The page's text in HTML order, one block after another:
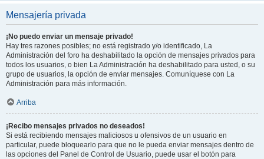
Mensajería privada
¡No puedo enviar un mensaje privado!
Hay tres razones posibles; no está registrado y/o identificado, La
Administración del foro ha deshabilitado la opción de mensajes privados para
todos los usuarios, o bien La Administración ha deshabilitado para usted, o su
grupo de usuarios, la opción de enviar mensajes. Comuníquese con La
Administración para más información.
Arriba
¡Recibo mensajes privados no deseados!
Si está recibiendo mensajes maliciosos u ofensivos de un usuario en
particular, puede bloquearlo para que no le pueda enviar mensajes dentro de
las opciones del Panel de Control de Usuario, puede usar el botón para